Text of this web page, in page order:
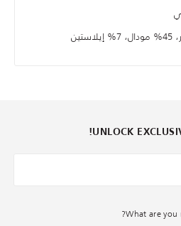
UNLOCK
What are